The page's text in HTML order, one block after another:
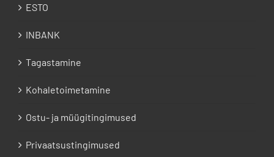
ESTO
INBANK
Tagastamine
Kohaletoimetamine
Ostu- ja müügitingimused
Privaatsustingimused